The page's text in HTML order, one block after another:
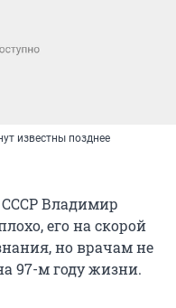
известны позднее
Владимир
его на скорой
но врачам не
97-м году жизни.